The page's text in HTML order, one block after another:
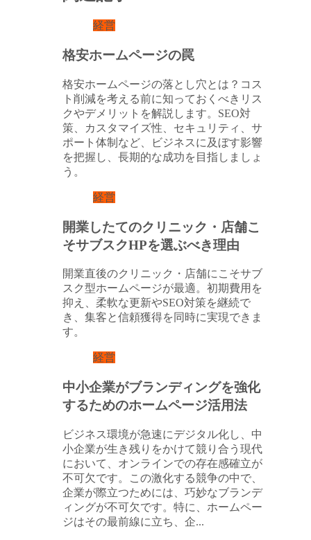
経営
格安ホームページの罠
格安ホームページの落とし穴とは？コス
ト削減を考える前に知っておくべきリス
クやデメリットを解説します。SEO対
策、カスタマイズ性、セキュリティ、サ
ポート体制など、ビジネスに及ぼす影響
を把握し、長期的な成功を目指しましょ
う。
経営
開業したてのクリニック・店舗こ
そサブスクHPを選ぶべき理由
開業直後のクリニック・店舗にこそサブ
スク型ホームページが最適。初期費用を
抑え、柔軟な更新やSEO対策を継続で
き、集客と信頼獲得を同時に実現できま
す。
経営
中小企業がブランディングを強化
するためのホームページ活用法
ビジネス環境が急速にデジタル化し、中
小企業が生き残りをかけて競り合う現代
において、オンラインでの存在感確立が
不可欠です。この激化する競争の中で、
企業が際立つためには、巧妙なブランデ
ィングが不可欠です。特に、ホームペー
ジはその最前線に立ち、企...